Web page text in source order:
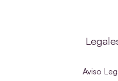
Aviso